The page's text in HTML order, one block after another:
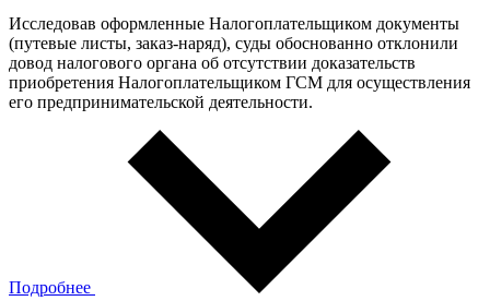
Исследовав оформленные Налогоплательщиком документы
(путевые листы, заказ-наряд), суды обоснованно отклонили
довод налогового органа об отсутствии доказательств
приобретения Налогоплательщиком ГСМ для осуществления
его предпринимательской деятельности.
Подробнее